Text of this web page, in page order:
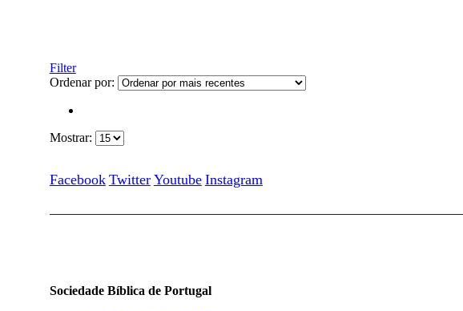
Filter
Ordenar por:
Mostrar:
Facebook Twitter Youtube Instagram
Sociedade Bíblica de Portugal